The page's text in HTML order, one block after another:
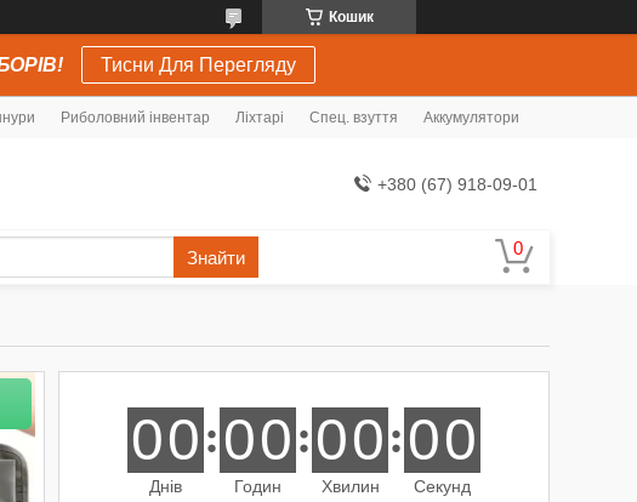
Кошик
Тисни Для Перегляду
Риболовний інвентар Ліхтарі Спец. взуття Аккумулятори
+380 (67) 918-09-01
Знайти
00
Днів
00
Годин
00
Хвилин
00
Секунд